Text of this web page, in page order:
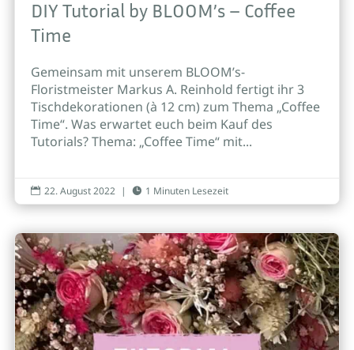
DIY Tutorial by BLOOM’s – Coffee
Time
Gemeinsam mit unserem BLOOM’s-
Floristmeister Markus A. Reinhold fertigt ihr 3
Tischdekorationen (à 12 cm) zum Thema „Coffee
Time“. Was erwartet euch beim Kauf des
Tutorials? Thema: „Coffee Time“ mit...
 22. August 2022 |  1 Minuten Lesezeit